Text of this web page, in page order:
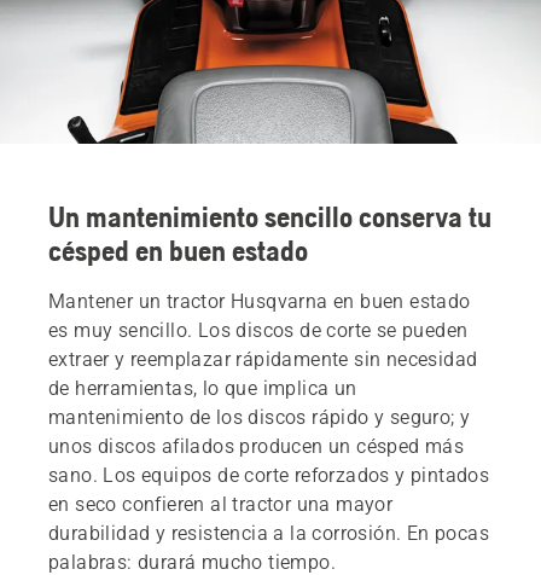
Un mantenimiento sencillo conserva tu
césped en buen estado
Mantener un tractor Husqvarna en buen estado
es muy sencillo. Los discos de corte se pueden
extraer y reemplazar rápidamente sin necesidad
de herramientas, lo que implica un
mantenimiento de los discos rápido y seguro; y
unos discos afilados producen un césped más
sano. Los equipos de corte reforzados y pintados
en seco confieren al tractor una mayor
durabilidad y resistencia a la corrosión. En pocas
palabras: durará mucho tiempo.